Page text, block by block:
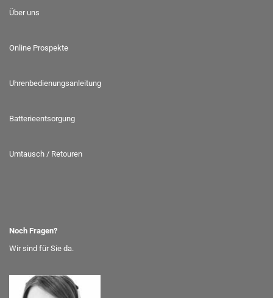
Über uns
Online Prospekte
Uhrenbedienungsanleitung
Batterieentsorgung
Umtausch / Retouren
Noch Fragen?
Wir sind für Sie da.